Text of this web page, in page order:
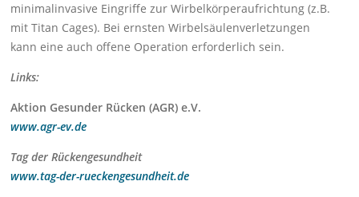
minimalinvasive Eingriffe zur Wirbelkörperaufrichtung (z.B.
mit Titan Cages). Bei ernsten Wirbelsäulenverletzungen
kann eine auch offene Operation erforderlich sein.
Links:
Aktion Gesunder Rücken (AGR) e.V.
www.agr-ev.de
Tag der Rückengesundheit
www.tag-der-rueckengesundheit.de